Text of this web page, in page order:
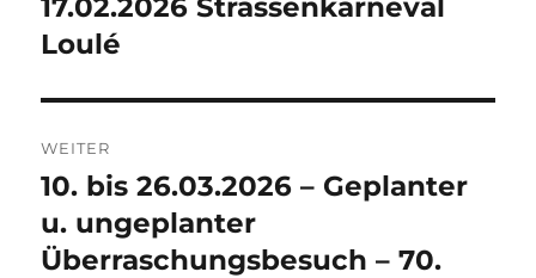
Vorheriger
Beitrag:
17.02.2026 Strassenkarneval
Loulé
WEITER
Nächster
Beitrag:
10. bis 26.03.2026 – Geplanter
u. ungeplanter
Überraschungsbesuch – 70.